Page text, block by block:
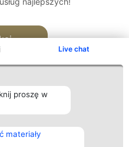
Live chat
proszę w
materiały
Kontakt
Kontakt